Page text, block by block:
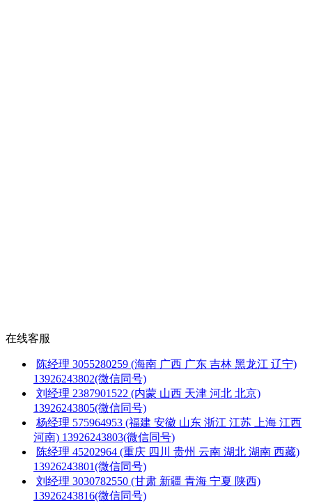
在线客服
陈经理 3055280259 (海南 广西 广东 吉林 黑龙江 辽宁)
13926243802(微信同号)
刘经理 2387901522 (内蒙 山西 天津 河北 北京)
13926243805(微信同号)
杨经理 575964953 (福建 安徽 山东 浙江 江苏 上海 江西
河南) 13926243803(微信同号)
陈经理 45202964 (重庆 四川 贵州 云南 湖北 湖南 西藏)
13926243801(微信同号)
刘经理 3030782550 (甘肃 新疆 青海 宁夏 陕西)
13926243816(微信同号)